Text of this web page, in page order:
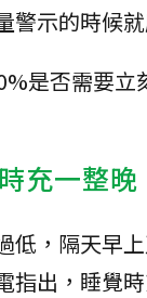
警示的時候
是否需要
充一整晚
低，隔天早
指出，睡覺